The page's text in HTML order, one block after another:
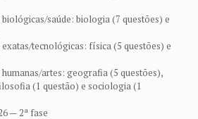
biológicas/saúde: biologia (7 questões) e
exatas/tecnológicas: física (5 questões) e
humanas/artes: geografia (5 questões),
(1 questão) e sociologia (1
— 2ª fase